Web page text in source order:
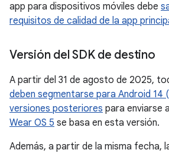
app para dispositivos móviles debe
requisitos de calidad de la app
Versión del SDK de destino
A partir del 31 de agosto de 2025,
deben segmentarse para Android 14
versiones posteriores para enviarse
Wear OS 5 se basa en esta versión.
Además, a partir de la misma fecha,